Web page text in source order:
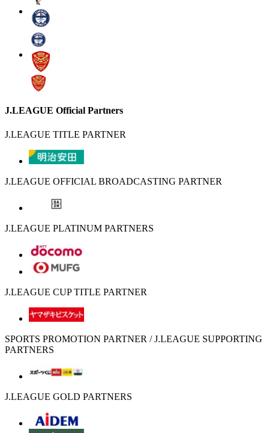
J.LEAGUE Official Partners
J.LEAGUE TITLE PARTNER
J.LEAGUE OFFICIAL BROADCASTING PARTNER
J.LEAGUE PLATINUM PARTNERS
J.LEAGUE CUP TITLE PARTNER
SPORTS PROMOTION PARTNER / J.LEAGUE SUPPORTING
PARTNERS
J.LEAGUE GOLD PARTNERS